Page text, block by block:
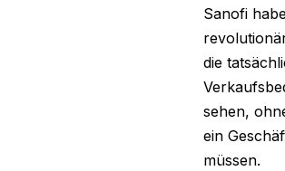
Sanofi
die
sehen,
ein
müssen.